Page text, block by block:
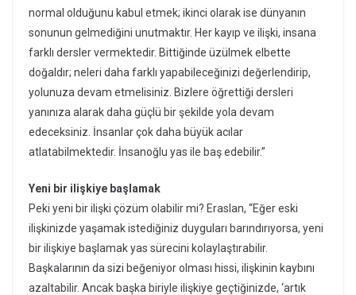
normal olduğunu kabul etmek; ikinci olarak ise dünyanın
sonunun gelmediğini unutmaktır. Her kayıp ve ilişki, insana
farklı dersler vermektedir. Bittiğinde üzülmek elbette
doğaldır; neleri daha farklı yapabileceğinizi değerlendirip,
yolunuza devam etmelisiniz. Bizlere öğrettiği dersleri
yanınıza alarak daha güçlü bir şekilde yola devam
edeceksiniz. İnsanlar çok daha büyük acılar
atlatabilmektedir. İnsanoğlu yas ile baş edebilir.”
Yeni bir ilişkiye başlamak
Peki yeni bir ilişki çözüm olabilir mi? Eraslan, “Eğer eski
ilişkinizde yaşamak istediğiniz duyguları barındırıyorsa, yeni
bir ilişkiye başlamak yas sürecini kolaylaştırabilir.
Başkalarının da sizi beğeniyor olması hissi, ilişkinin kaybını
azaltabilir. Ancak başka biriyle ilişkiye geçtiğinizde, ‘artık